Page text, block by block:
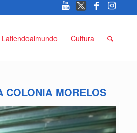
Latiendoalmundo Cultura
COLONIA MORELOS